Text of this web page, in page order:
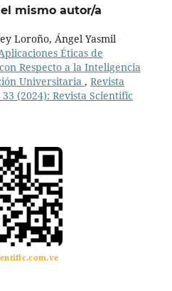
mismo autor/a
Loroño, Ángel Yasmil
Éticas de
Respecto a la Inteligencia
Universitaria , Revista
(2024): Revista Scientific